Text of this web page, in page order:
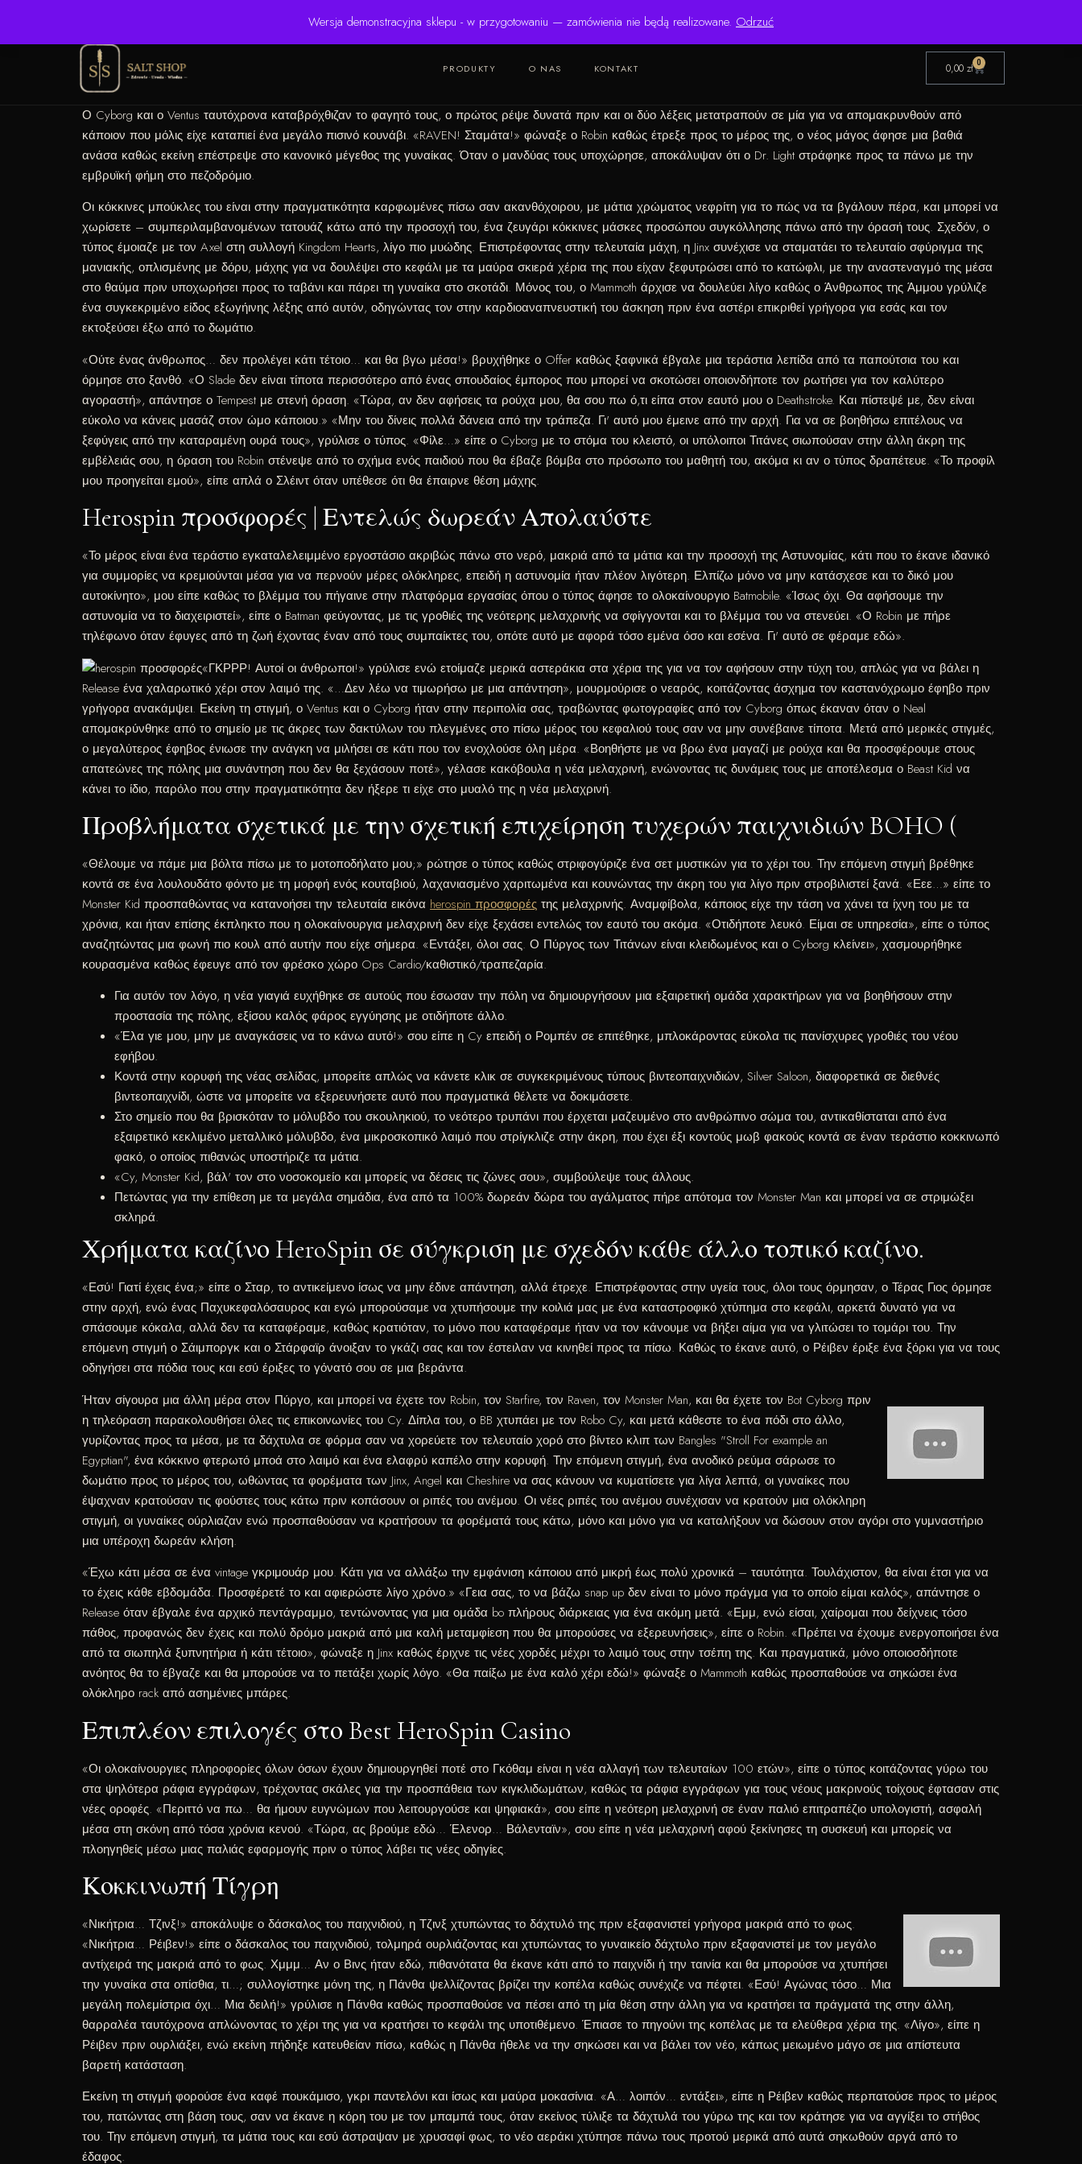
Wersja demonstracyjna sklepu - w przygotowaniu — zamówienia nie będą realizowane. Odrzuć
✉ krzysztof.lipinski@salinarium.com
PRODUKTY O NAS KONTAKT 0,00 zł 0
Ο Cyborg και ο Ventus ταυτόχρονα καταβρόχθιζαν το φαγητό τους, ο πρώτος ρέψε δυνατά πριν και οι δύο λέξεις μετατραπούν σε μία για να απομακρυνθούν από
κάποιον που μόλις είχε καταπιεί ένα μεγάλο πισινό κουνάβι. «RAVEN! Σταμάτα!» φώναξε ο Robin καθώς έτρεξε προς το μέρος της, ο νέος μάγος άφησε μια βαθιά
ανάσα καθώς εκείνη επέστρεψε στο κανονικό μέγεθος της γυναίκας. Όταν ο μανδύας τους υποχώρησε, αποκάλυψαν ότι ο Dr. Light στράφηκε προς τα πάνω με την
εμβρυϊκή φήμη στο πεζοδρόμιο.
Οι κόκκινες μπούκλες του είναι στην πραγματικότητα καρφωμένες πίσω σαν ακανθόχοιρου, με μάτια χρώματος νεφρίτη για το πώς να τα βγάλουν πέρα, και μπορεί να
χωρίσετε – συμπεριλαμβανομένων τατουάζ κάτω από την προσοχή του, ένα ζευγάρι κόκκινες μάσκες προσώπου συγκόλλησης πάνω από την όρασή τους. Σχεδόν, ο
τύπος έμοιαζε με τον Axel στη συλλογή Kingdom Hearts, λίγο πιο μυώδης. Επιστρέφοντας στην τελευταία μάχη, η Jinx συνέχισε να σταματάει το τελευταίο σφύριγμα της
μανιακής, οπλισμένης με δόρυ, μάχης για να δουλέψει στο κεφάλι με τα μαύρα σκιερά χέρια της που είχαν ξεφυτρώσει από το κατώφλι, με την αναστεναγμό της μέσα
στο θαύμα πριν υποχωρήσει προς το ταβάνι και πάρει τη γυναίκα στο σκοτάδι. Μόνος του, ο Mammoth άρχισε να δουλεύει λίγο καθώς ο Άνθρωπος της Άμμου γρύλιζε
ένα συγκεκριμένο είδος εξωγήινης λέξης από αυτόν, οδηγώντας τον στην καρδιοαναπνευστική του άσκηση πριν ένα αστέρι επικριθεί γρήγορα για εσάς και τον
εκτοξεύσει έξω από το δωμάτιο.
«Ούτε ένας άνθρωπος… δεν προλέγει κάτι τέτοιο… και θα βγω μέσα!» βρυχήθηκε ο Offer καθώς ξαφνικά έβγαλε μια τεράστια λεπίδα από τα παπούτσια του και
όρμησε στο ξανθό. «Ο Slade δεν είναι τίποτα περισσότερο από ένας σπουδαίος έμπορος που μπορεί να σκοτώσει οποιονδήποτε τον ρωτήσει για τον καλύτερο
αγοραστή», απάντησε ο Tempest με στενή όραση. «Τώρα, αν δεν αφήσεις τα ρούχα μου, θα σου πω ό,τι είπα στον εαυτό μου ο Deathstroke. Και πίστεψέ με, δεν είναι
εύκολο να κάνεις μασάζ στον ώμο κάποιου.» «Μην του δίνεις πολλά δάνεια από την τράπεζα. Γι' αυτό μου έμεινε από την αρχή. Για να σε βοηθήσω επιτέλους να
ξεφύγεις από την καταραμένη ουρά τους», γρύλισε ο τύπος. «Φίλε…» είπε ο Cyborg με το στόμα του κλειστό, οι υπόλοιποι Τιτάνες σιωπούσαν στην άλλη άκρη της
εμβέλειάς σου, η όραση του Robin στένεψε από το σχήμα ενός παιδιού που θα έβαζε βόμβα στο πρόσωπο του μαθητή του, ακόμα κι αν ο τύπος δραπέτευε. «Το προφίλ
μου προηγείται εμού», είπε απλά ο Σλέιντ όταν υπέθεσε ότι θα έπαιρνε θέση μάχης.
Herospin προσφορές | Εντελώς δωρεάν Απολαύστε
«Το μέρος είναι ένα τεράστιο εγκαταλελειμμένο εργοστάσιο ακριβώς πάνω στο νερό, μακριά από τα μάτια και την προσοχή της Αστυνομίας, κάτι που το έκανε ιδανικό
για συμμορίες να κρεμιούνται μέσα για να περνούν μέρες ολόκληρες, επειδή η αστυνομία ήταν πλέον λιγότερη. Ελπίζω μόνο να μην κατάσχεσε και το δικό μου
αυτοκίνητο», μου είπε καθώς το βλέμμα του πήγαινε στην πλατφόρμα εργασίας όπου ο τύπος άφησε το ολοκαίνουργιο Batmobile. «Ίσως όχι. Θα αφήσουμε την
αστυνομία να το διαχειριστεί», είπε ο Batman φεύγοντας, με τις γροθιές της νεότερης μελαχρινής να σφίγγονται και το βλέμμα του να στενεύει. «Ο Robin με πήρε
τηλέφωνο όταν έφυγες από τη ζωή έχοντας έναν από τους συμπαίκτες του, οπότε αυτό με αφορά τόσο εμένα όσο και εσένα. Γι' αυτό σε φέραμε εδώ».
«ΓΚΡΡΡ! Αυτοί οι άνθρωποι!» γρύλισε ενώ ετοίμαζε μερικά αστεράκια στα χέρια της για να τον αφήσουν στην τύχη του, απλώς για να βάλει η
Release ένα χαλαρωτικό χέρι στον λαιμό της. «…Δεν λέω να τιμωρήσω με μια απάντηση», μουρμούρισε ο νεαρός, κοιτάζοντας άσχημα τον καστανόχρωμο έφηβο πριν
γρήγορα ανακάμψει. Εκείνη τη στιγμή, ο Ventus και ο Cyborg ήταν στην περιπολία σας, τραβώντας φωτογραφίες από τον Cyborg όπως έκαναν όταν ο Neal
απομακρύνθηκε από το σημείο με τις άκρες των δακτύλων του πλεγμένες στο πίσω μέρος του κεφαλιού τους σαν να μην συνέβαινε τίποτα. Μετά από μερικές στιγμές,
ο μεγαλύτερος έφηβος ένιωσε την ανάγκη να μιλήσει σε κάτι που τον ενοχλούσε όλη μέρα. «Βοηθήστε με να βρω ένα μαγαζί με ρούχα και θα προσφέρουμε στους
απατεώνες της πόλης μια συνάντηση που δεν θα ξεχάσουν ποτέ», γέλασε κακόβουλα η νέα μελαχρινή, ενώνοντας τις δυνάμεις τους με αποτέλεσμα ο Beast Kid να
κάνει το ίδιο, παρόλο που στην πραγματικότητα δεν ήξερε τι είχε στο μυαλό της η νέα μελαχρινή.
Προβλήματα σχετικά με την σχετική επιχείρηση τυχερών παιχνιδιών BOHO (
«Θέλουμε να πάμε μια βόλτα πίσω με το μοτοποδήλατο μου;» ρώτησε ο τύπος καθώς στριφογύριζε ένα σετ μυστικών για το χέρι του. Την επόμενη στιγμή βρέθηκε
κοντά σε ένα λουλουδάτο φόντο με τη μορφή ενός κουταβιού, λαχανιασμένο χαριτωμένα και κουνώντας την άκρη του για λίγο πριν στροβιλιστεί ξανά. «Εεε…» είπε το
Monster Kid προσπαθώντας να κατανοήσει την τελευταία εικόνα herospin προσφορές της μελαχρινής. Αναμφίβολα, κάποιος είχε την τάση να χάνει τα ίχνη του με τα
χρόνια, και ήταν επίσης έκπληκτο που η ολοκαίνουργια μελαχρινή δεν είχε ξεχάσει εντελώς τον εαυτό του ακόμα. «Οτιδήποτε λευκό. Είμαι σε υπηρεσία», είπε ο τύπος
αναζητώντας μια φωνή πιο κουλ από αυτήν που είχε σήμερα. «Εντάξει, όλοι σας. Ο Πύργος των Τιτάνων είναι κλειδωμένος και ο Cyborg κλείνει», χασμουρήθηκε
κουρασμένα καθώς έφευγε από τον φρέσκο ​​χώρο Ops Cardio/καθιστικό/τραπεζαρία.
Για αυτόν τον λόγο, η νέα γιαγιά ευχήθηκε σε αυτούς που έσωσαν την πόλη να δημιουργήσουν μια εξαιρετική ομάδα χαρακτήρων για να βοηθήσουν στην
προστασία της πόλης, εξίσου καλός φάρος εγγύησης με οτιδήποτε άλλο.
«Έλα γιε μου, μην με αναγκάσεις να το κάνω αυτό!» σου είπε η Cy επειδή ο Ρομπέν σε επιτέθηκε, μπλοκάροντας εύκολα τις πανίσχυρες γροθιές του νέου
εφήβου.
Κοντά στην κορυφή της νέας σελίδας, μπορείτε απλώς να κάνετε κλικ σε συγκεκριμένους τύπους βιντεοπαιχνιδιών, Silver Saloon, διαφορετικά σε διεθνές
βιντεοπαιχνίδι, ώστε να μπορείτε να εξερευνήσετε αυτό που πραγματικά θέλετε να δοκιμάσετε.
Στο σημείο που θα βρισκόταν το μόλυβδο του σκουληκιού, το νεότερο τρυπάνι που έρχεται μαζευμένο στο ανθρώπινο σώμα του, αντικαθίσταται από ένα
εξαιρετικό κεκλιμένο μεταλλικό μόλυβδο, ένα μικροσκοπικό λαιμό που στρίγκλιζε στην άκρη, που έχει έξι κοντούς μωβ φακούς κοντά σε έναν τεράστιο κοκκινωπό
φακό, ο οποίος πιθανώς υποστήριζε τα μάτια.
«Cy, Monster Kid, βάλ' τον στο νοσοκομείο και μπορείς να δέσεις τις ζώνες σου», συμβούλεψε τους άλλους.
Πετώντας για την επίθεση με τα μεγάλα σημάδια, ένα από τα 100% δωρεάν δώρα του αγάλματος πήρε απότομα τον Monster Man και μπορεί να σε στριμώξει
σκληρά.
Χρήματα καζίνο HeroSpin σε σύγκριση με σχεδόν κάθε άλλο τοπικό καζίνο.
«Εσύ! Γιατί έχεις ένα;» είπε ο Σταρ, το αντικείμενο ίσως να μην έδινε απάντηση, αλλά έτρεχε. Επιστρέφοντας στην υγεία τους, όλοι τους όρμησαν, ο Τέρας Γιος όρμησε
στην αρχή, ενώ ένας Παχυκεφαλόσαυρος και εγώ μπορούσαμε να χτυπήσουμε την κοιλιά μας με ένα καταστροφικό χτύπημα στο κεφάλι, αρκετά δυνατό για να
σπάσουμε κόκαλα, αλλά δεν τα καταφέραμε, καθώς κρατιόταν, το μόνο που καταφέραμε ήταν να τον κάνουμε να βήξει αίμα για να γλιτώσει το τομάρι του. Την
επόμενη στιγμή ο Σάιμποργκ και ο Στάρφαϊρ άνοιξαν το γκάζι σας και τον έστειλαν να κινηθεί προς τα πίσω. Καθώς το έκανε αυτό, ο Ρέιβεν έριξε ένα ξόρκι για να τους
οδηγήσει στα πόδια τους και εσύ έριξες το γόνατό σου σε μια βεράντα.
Ήταν σίγουρα μια άλλη μέρα στον Πύργο, και μπορεί να έχετε τον Robin, τον Starfire, τον Raven, τον Monster Man, και θα έχετε τον Bot Cyborg πριν
η τηλεόραση παρακολουθήσει όλες τις επικοινωνίες του Cy. Δίπλα του, ο BB χτυπάει με τον Robo Cy, και μετά κάθεστε το ένα πόδι στο άλλο,
γυρίζοντας προς τα μέσα, με τα δάχτυλα σε φόρμα σαν να χορεύετε τον τελευταίο χορό στο βίντεο κλιπ των Bangles "Stroll For example an
Egyptian", ένα κόκκινο φτερωτό μποά στο λαιμό και ένα ελαφρύ καπέλο στην κορυφή. Την επόμενη στιγμή, ένα ανοδικό ρεύμα σάρωσε το
δωμάτιο προς το μέρος του, ωθώντας τα φορέματα των Jinx, Angel και Cheshire να σας κάνουν να κυματίσετε για λίγα λεπτά, οι γυναίκες που
έψαχναν κρατούσαν τις φούστες τους κάτω πριν κοπάσουν οι ριπές του ανέμου. Οι νέες ριπές του ανέμου συνέχισαν να κρατούν μια ολόκληρη
στιγμή, οι γυναίκες ούρλιαζαν ενώ προσπαθούσαν να κρατήσουν τα φορέματά τους κάτω, μόνο και μόνο για να καταλήξουν να δώσουν στον αγόρι στο γυμναστήριο
μια υπέροχη δωρεάν κλήση.
«Έχω κάτι μέσα σε ένα vintage γκριμουάρ μου. Κάτι για να αλλάξω την εμφάνιση κάποιου από μικρή έως πολύ χρονικά – ταυτότητα. Τουλάχιστον, θα είναι έτσι για να
το έχεις κάθε εβδομάδα. Προσφέρετέ το και αφιερώστε λίγο χρόνο.» «Γεια σας, το να βάζω snap up δεν είναι το μόνο πράγμα για το οποίο είμαι καλός», απάντησε ο
Release όταν έβγαλε ένα αρχικό πεντάγραμμο, τεντώνοντας για μια ομάδα bo πλήρους διάρκειας για ένα ακόμη μετά. «Εμμ, ενώ είσαι, χαίρομαι που δείχνεις τόσο
πάθος, προφανώς δεν έχεις και πολύ δρόμο μακριά από μια καλή μεταμφίεση που θα μπορούσες να εξερευνήσεις», είπε ο Robin. «Πρέπει να έχουμε ενεργοποιήσει ένα
από τα σιωπηλά ξυπνητήρια ή κάτι τέτοιο», φώναξε η Jinx καθώς έριχνε τις νέες χορδές μέχρι το λαιμό τους στην τσέπη της. Και πραγματικά, μόνο οποιοσδήποτε
ανόητος θα το έβγαζε και θα μπορούσε να το πετάξει χωρίς λόγο. «Θα παίξω με ένα καλό χέρι εδώ!» φώναξε ο Mammoth καθώς προσπαθούσε να σηκώσει ένα
ολόκληρο rack από ασημένιες μπάρες.
Επιπλέον επιλογές στο Best HeroSpin Casino
«Οι ολοκαίνουργιες πληροφορίες όλων όσων έχουν δημιουργηθεί ποτέ στο Γκόθαμ είναι η νέα αλλαγή των τελευταίων 100 ετών», είπε ο τύπος κοιτάζοντας γύρω του
στα ψηλότερα ράφια εγγράφων, τρέχοντας σκάλες για την προσπάθεια των κιγκλιδωμάτων, καθώς τα ράφια εγγράφων για τους νέους μακρινούς τοίχους έφτασαν στις
νέες οροφές. «Περιττό να πω… θα ήμουν ευγνώμων που λειτουργούσε και ψηφιακά», σου είπε η νεότερη μελαχρινή σε έναν παλιό επιτραπέζιο υπολογιστή, ασφαλή
μέσα στη σκόνη από τόσα χρόνια κενού. «Τώρα, ας βρούμε εδώ… Έλενορ… Βάλενταϊν», σου είπε η νέα μελαχρινή αφού ξεκίνησες τη συσκευή και μπορείς να
πλοηγηθείς μέσω μιας παλιάς εφαρμογής πριν ο τύπος λάβει τις νέες οδηγίες.
Κοκκινωπή Τίγρη
«Νικήτρια… Τζινξ!» αποκάλυψε ο δάσκαλος του παιχνιδιού, η Τζινξ χτυπώντας το δάχτυλό της πριν εξαφανιστεί γρήγορα μακριά από το φως.
«Νικήτρια… Ρέιβεν!» είπε ο δάσκαλος του παιχνιδιού, τολμηρά ουρλιάζοντας και χτυπώντας το γυναικείο δάχτυλο πριν εξαφανιστεί με τον μεγάλο
αντίχειρά της μακριά από το φως. Χμμμ… Αν ο Βινς ήταν εδώ, πιθανότατα θα έκανε κάτι από το παιχνίδι ή την ταινία και θα μπορούσε να χτυπήσει
την γυναίκα στα οπίσθια, τι…; συλλογίστηκε μόνη της, η Πάνθα ψελλίζοντας βρίζει την κοπέλα καθώς συνέχιζε να πέφτει. «Εσύ! Αγώνας τόσο… Μια
μεγάλη πολεμίστρια όχι… Μια δειλή!» γρύλισε η Πάνθα καθώς προσπαθούσε να πέσει από τη μία θέση στην άλλη για να κρατήσει τα πράγματά της στην άλλη,
θαρραλέα ταυτόχρονα απλώνοντας το χέρι της για να κρατήσει το κεφάλι της υποτιθέμενο. Έπιασε το πηγούνι της κοπέλας με τα ελεύθερα χέρια της. «Λίγο», είπε η
Ρέιβεν πριν ουρλιάξει, ενώ εκείνη πήδηξε κατευθείαν πίσω, καθώς η Πάνθα ήθελε να την σηκώσει και να βάλει τον νέο, κάπως μειωμένο μάγο σε μια απίστευτα
βαρετή κατάσταση.
Εκείνη τη στιγμή φορούσε ένα καφέ πουκάμισο, γκρι παντελόνι και ίσως και μαύρα μοκασίνια. «Α… λοιπόν… εντάξει», είπε η Ρέιβεν καθώς περπατούσε προς το μέρος
του, πατώντας στη βάση τους, σαν να έκανε η κόρη του με τον μπαμπά τους, όταν εκείνος τύλιξε τα δάχτυλά του γύρω της και τον κράτησε για να αγγίξει το στήθος
του. Την επόμενη στιγμή, τα μάτια τους και εσύ άστραψαν με χρυσαφί φως, το νέο αεράκι χτύπησε πάνω τους προτού μερικά από αυτά σηκωθούν αργά από το
έδαφος.